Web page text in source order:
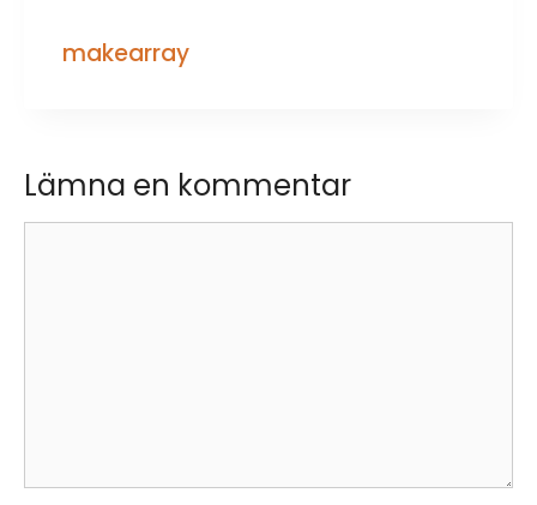
makearray
Lämna en kommentar